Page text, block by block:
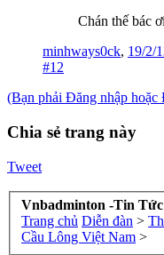
Chán thế bác
minhways0ck, 19/2/
#12
(Bạn phải Đăng nhập
Chia sẻ trang này
Tweet
Vnbadminton -Tin
Trang chủ Diễn đàn >
Cầu Lông Việt Nam >